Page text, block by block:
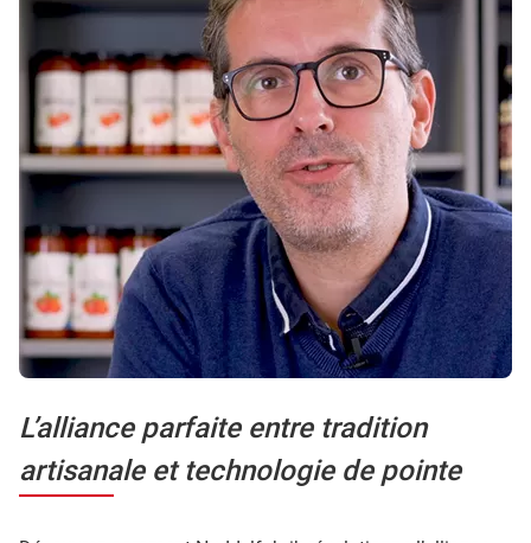
L’alliance parfaite entre tradition
artisanale et technologie de pointe